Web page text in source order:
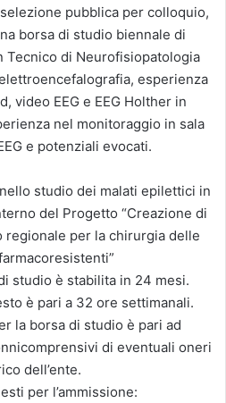
pubblica per colloquio,
borsa di studio biennale di
Tecnico di Neurofisiopatologia
esperienza
video EEG e EEG Holther in
nel monitoraggio in sala
e potenziali evocati.
studio dei malati epilettici in
del Progetto “Creazione di
per la chirurgia delle
studio è stabilita in 24 mesi.
è pari a 32 ore settimanali.
la borsa di studio è pari ad
di eventuali oneri
dell’ente.
per l’ammissione: